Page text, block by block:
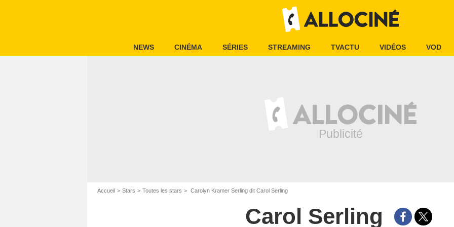
NEWS CINÉMA SÉRIES STREAMING TVACTU VIDÉOS VOD
Accueil Stars Toutes les stars Carolyn Kramer Serling dit Carol Serling
Carol Serling